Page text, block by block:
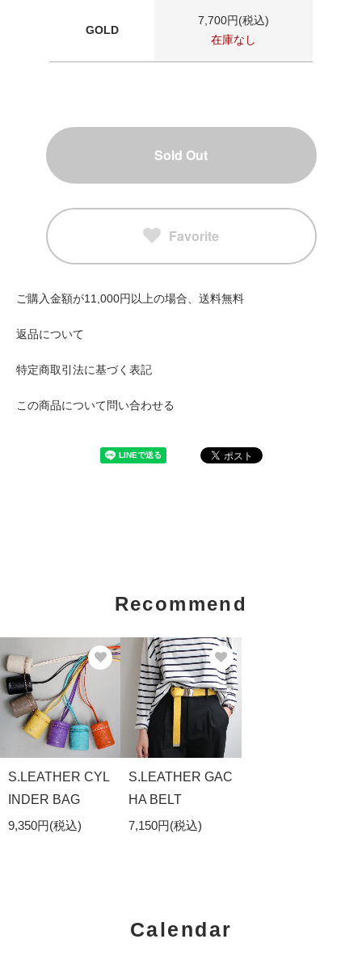
GOLD
7,700円(税込)
在庫なし
Sold Out
Favorite
ご購入金額が11,000円以上の場合、送料無料
返品について
特定商取引法に基づく表記
この商品について問い合わせる
Recommend
S.LEATHER CYL
INDER BAG
9,350円(税込)
S.LEATHER GAC
HA BELT
7,150円(税込)
Calendar